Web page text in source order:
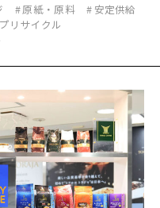
原紙・原料
安定供給
リサイクル